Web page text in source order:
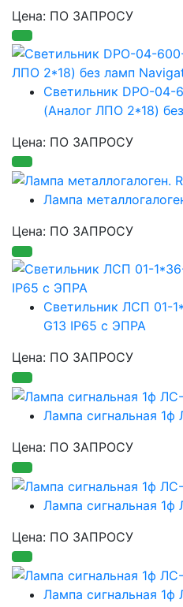
Цена: ПО ЗАПРОСУ
Светильник DPO-04-
(Аналог ЛПО 2*18)
Цена: ПО ЗАПРОСУ
Лампа
Цена: ПО ЗАПРОСУ
Светильник ЛСП 01-
G13 IP65 с ЭПРА
Цена: ПО ЗАПРОСУ
Лампа сигнальная
Цена: ПО ЗАПРОСУ
Лампа сигнальная
Цена: ПО ЗАПРОСУ
Лампа сигнальная